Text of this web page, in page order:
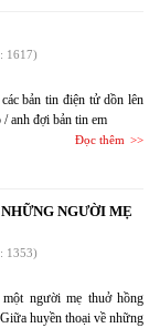
1617)
bản tin điện tử dồn lên
anh đợi bản tin em
Đọc thêm
NGƯỜI MẸ
1353)
người mẹ thuở hồng
huyền thoại về những